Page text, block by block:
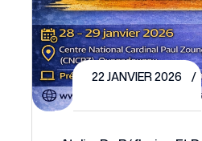
22 JANVIER 2026